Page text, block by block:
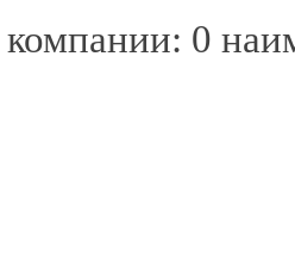
0